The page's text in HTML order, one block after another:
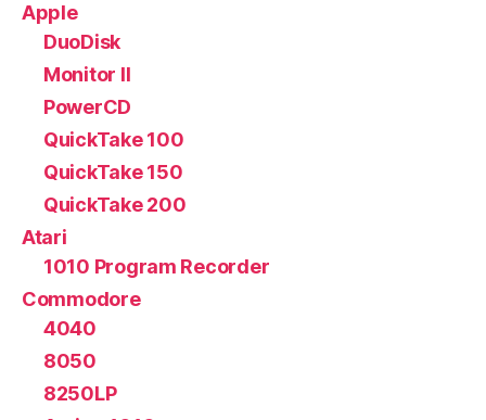
Apple
DuoDisk
Monitor II
PowerCD
QuickTake 100
QuickTake 150
QuickTake 200
Atari
1010 Program Recorder
Commodore
4040
8050
8250LP